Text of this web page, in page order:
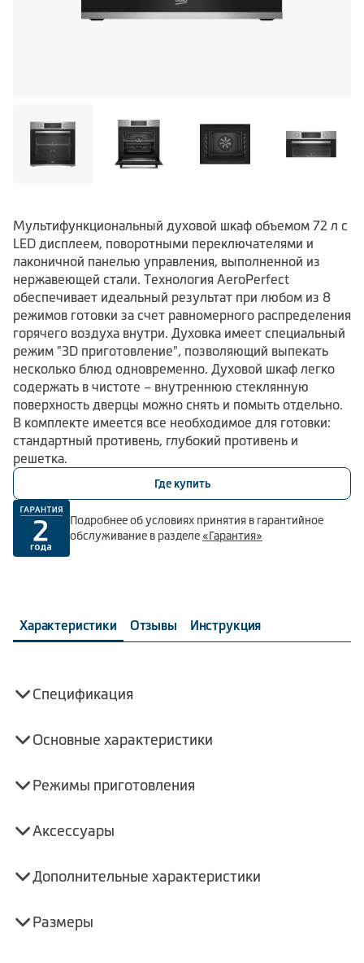
Мультифункциональный духовой шкаф объемом 72 л с
LED дисплеем, поворотными переключателями и
лаконичной панелью управления, выполненной из
нержавеющей стали. Технология AeroPerfect
обеспечивает идеальный результат при любом из 8
режимов готовки за счет равномерного распределения
горячего воздуха внутри. Духовка имеет специальный
режим "3D приготовление", позволяющий выпекать
несколько блюд одновременно. Духовой шкаф легко
содержать в чистоте – внутреннюю стеклянную
поверхность дверцы можно снять и помыть отдельно.
В комплекте имеется все необходимое для готовки:
стандартный противень, глубокий противень и
решетка.
Где купить
Подробнее об условиях принятия в гарантийное
обслуживание в разделе«Гарантия»
Характеристики Отзывы Инструкция
Спецификация
Основные характеристики
Режимы приготовления
Аксессуары
Дополнительные характеристики
Размеры